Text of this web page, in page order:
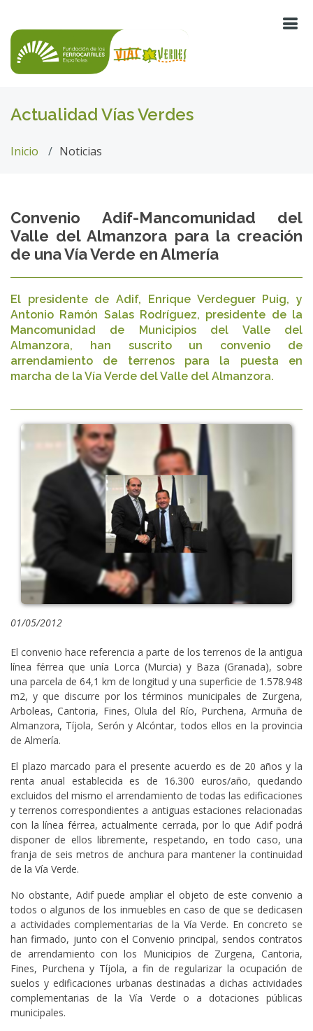
Actualidad Vías Verdes
Inicio Noticias
Convenio Adif-Mancomunidad del
Valle del Almanzora para la creación
de una Vía Verde en Almería
El presidente de Adif, Enrique Verdeguer Puig, y
Antonio Ramón Salas Rodríguez, presidente de la
Mancomunidad de Municipios del Valle del
Almanzora, han suscrito un convenio de
arrendamiento de terrenos para la puesta en
marcha de la Vía Verde del Valle del Almanzora.
01/05/2012
El convenio hace referencia a parte de los terrenos de la antigua
línea férrea que unía Lorca (Murcia) y Baza (Granada), sobre
una parcela de 64,1 km de longitud y una superficie de 1.578.948
m2, y que discurre por los términos municipales de Zurgena,
Arboleas, Cantoria, Fines, Olula del Río, Purchena, Armuña de
Almanzora, Tíjola, Serón y Alcóntar, todos ellos en la provincia
de Almería.
El plazo marcado para el presente acuerdo es de 20 años y la
renta anual establecida es de 16.300 euros/año, quedando
excluidos del mismo el arrendamiento de todas las edificaciones
y terrenos correspondientes a antiguas estaciones relacionadas
con la línea férrea, actualmente cerrada, por lo que Adif podrá
disponer de ellos libremente, respetando, en todo caso, una
franja de seis metros de anchura para mantener la continuidad
de la Vía Verde.
No obstante, Adif puede ampliar el objeto de este convenio a
todos o algunos de los inmuebles en caso de que se dedicasen
a actividades complementarias de la Vía Verde. En concreto se
han firmado, junto con el Convenio principal, sendos contratos
de arrendamiento con los Municipios de Zurgena, Cantoria,
Fines, Purchena y Tíjola, a fin de regularizar la ocupación de
suelos y edificaciones urbanas destinadas a dichas actividades
complementarias de la Vía Verde o a dotaciones públicas
municipales.